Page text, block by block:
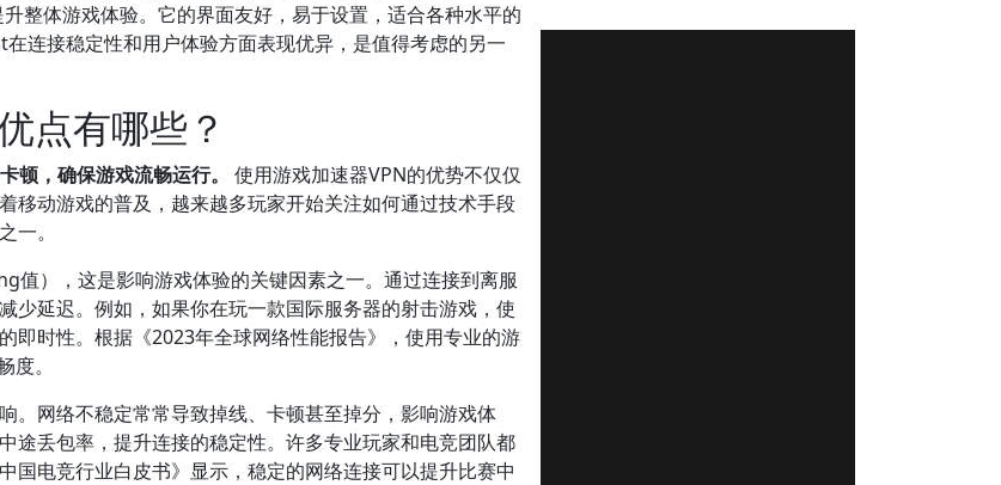
整体游戏体验。它的界面友好，易于设置，适合各种水平的
连接稳定性和用户体验方面表现优异，是值得考虑的另一
点有哪些？
顿，确保游戏流畅运行。
使用游戏加速器VPN的优势不仅仅
移动游戏的普及，越来越多玩家开始关注如何通过技术手段
一。
值），这是影响游戏体验的关键因素之一。通过连接到离服
少延迟。例如，如果你在玩一款国际服务器的射击游戏，使
即时性。根据《2023年全球网络性能报告》，使用专业的游
。
。网络不稳定常常导致掉线、卡顿甚至掉分，影响游戏体
途丢包率，提升连接的稳定性。许多专业玩家和电竞团队都
国电竞行业白皮书》显示，稳定的网络连接可以提升比赛中